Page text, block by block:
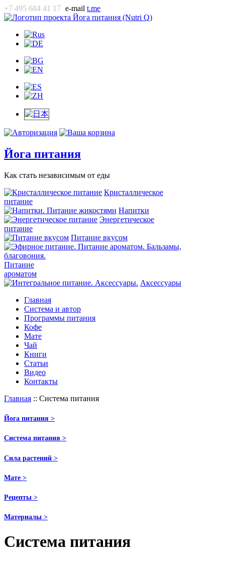
+7 495 684 41 17 e-mail t.me
Йога питания
Как стать независимым от еды
Кристаллическое
питание
Напитки
Энергетическое
питание
Питание вкусом
Питание
ароматом
Аксессуары
Главная
Система и автор
Программы питания
Кофе
Мате
Чай
Книги
Статьи
Видео
Контакты
Главная :: Система питания
Йога питания >
Система питания >
Сила растений >
Мате >
Рецепты >
Материалы >
Система питания